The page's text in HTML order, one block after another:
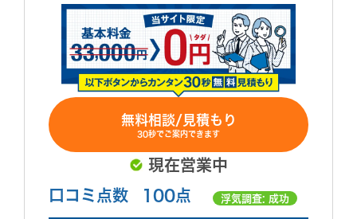
無料相談/見積もり
30秒でご案内できます
現在営業中
口コミ点数
100点 浮気調査: 成功